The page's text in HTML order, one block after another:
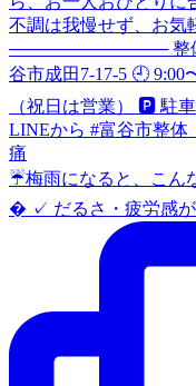
☔️梅雨になると、こ
� ✓ だるさ・疲労感